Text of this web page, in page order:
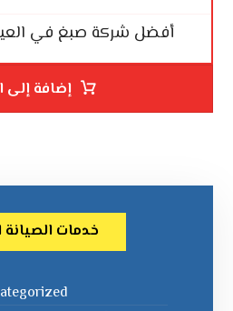
أفضل شركة صبغ في العين :
إضافة إلى
خدمات الصيانة